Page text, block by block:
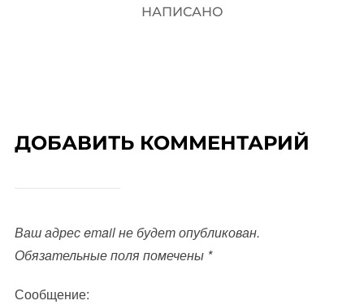
НАПИСАНО
ДОБАВИТЬ КОММЕНТАРИЙ
Ваш адрес email не будет опубликован.
Обязательные поля помечены *
Сообщение: